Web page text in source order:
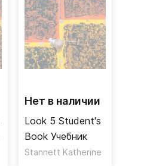
Нет в наличии
Look 5 Student's
Book Учебник
Stannett Katherine